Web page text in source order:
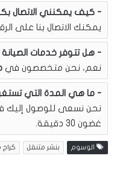
كيف يمكنني الاتصال
يمكنك الاتصال بنا على
هل تتوفر خدمات الصيانة
نعم، نحن متخصصون في
ما هي المدة التي
نحن نسعى للوصول
غضون 30 دقيقة.
الوسوم بنشر متنقل كراج